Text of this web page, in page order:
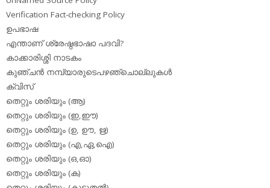
Verification Fact-checking Policy
ഉപഭാഷ
എന്താണ് ശ്രേഷ്ഠഭാഷാ പദവി?
കാക്കാരിശ്ശി നാടകം
കുഞ്ചന്‍ നമ്പ്യാരുടെപഴഞ്ചൊല്ലുകള്‍
ക്വിസ്
തെറ്റും ശരിയും (ആ)
തെറ്റും ശരിയും (ഇ,ഈ)
തെറ്റും ശരിയും (ഉ, ഊ, ഋ)
തെറ്റും ശരിയും (എ,ഏ,ഐ)
തെറ്റും ശരിയും (ഒ,ഓ)
തെറ്റും ശരിയും (ക)